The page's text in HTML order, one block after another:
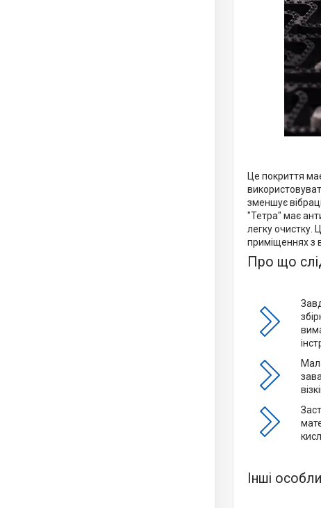
Це покриття
зменшує
"Тетра" має
легку очистку.
приміщеннях з
Про що
Інші